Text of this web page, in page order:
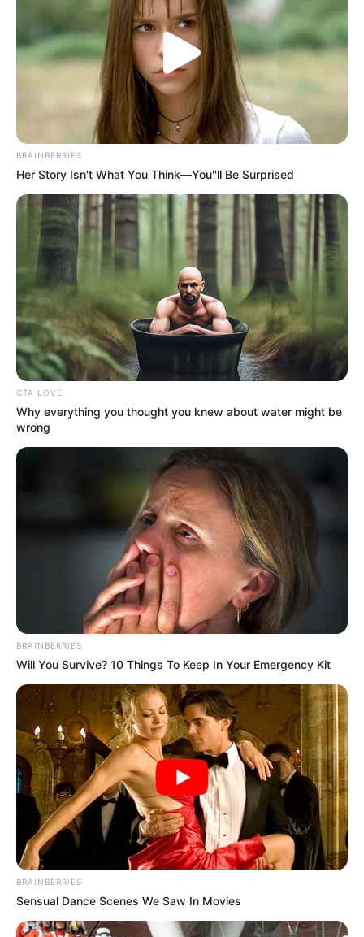
ΣΠΑΜΕ ΤΟ ΜΑΤΡΙΞ – ΤΟ ΒΙΒΛΙΟ
ΔΗΜΟΦΙΛΗ ΑΡΘΡΑ
BRAINBERRIES
Her Story Isn't What You Think—You''ll Be Surprised
CTA LOVE
Why everything you thought you knew about water might be
wrong
BRAINBERRIES
Will You Survive? 10 Things To Keep In Your Emergency Kit
BRAINBERRIES
Sensual Dance Scenes We Saw In Movies